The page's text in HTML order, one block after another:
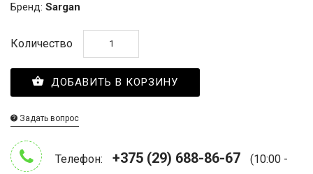
Бренд: Sargan
Количество
ДОБАВИТЬ В КОРЗИНУ
Задать вопрос
Телефон: +375 (29) 688-86-67
(10:00 -